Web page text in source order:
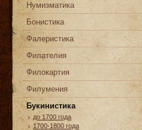
Нумизматика
Бонистика
Фалеристика
Филателия
Филокартия
Филумения
Букинистика
до 1700 года
1700-1800 года